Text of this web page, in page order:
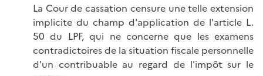
La Cour de cassation censure une telle extension
implicite du champ d'application de l'article L.
50 du LPF, qui ne concerne que les examens
contradictoires de la situation fiscale personnelle
d'un contribuable au regard de l'impôt sur le